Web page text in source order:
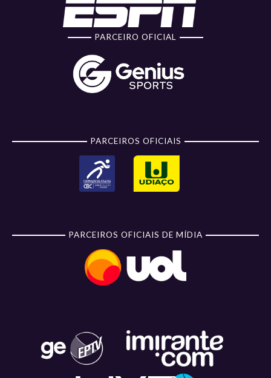
PARCEIRO OFICIAL
PARCEIROS OFICIAIS
PARCEIROS OFICIAIS DE MÍDIA